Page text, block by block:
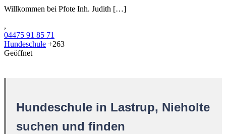
Willkommen bei Pfote Inh. Judith […]
,
04475 91 85 71
Hundeschule +263
Geöffnet
Hundeschule in Lastrup, Nieholte
suchen und finden